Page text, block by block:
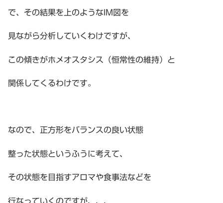
で、その結果を上のようなIM図を
見ながら分析していくわけですが、
この傾きがホメオスタシス（恒常性の維持）と
関係してくるわけです。
なので、正方形をバランスの良い状態
整った状態というふうに考えて、
その状態を目指すアロマや食事法などを
行なっていくのですが、、、